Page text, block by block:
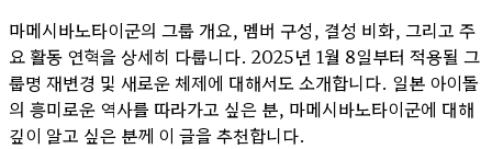
마메시바노타이군의 그룹 개요, 멤버 구성, 결성 비화, 그리고 주
요 활동 연혁을 상세히 다룹니다. 2025년 1월 8일부터 적용될 그
룹명 재변경 및 새로운 체제에 대해서도 소개합니다. 일본 아이돌
의 흥미로운 역사를 따라가고 싶은 분, 마메시바노타이군에 대해
깊이 알고 싶은 분께 이 글을 추천합니다.